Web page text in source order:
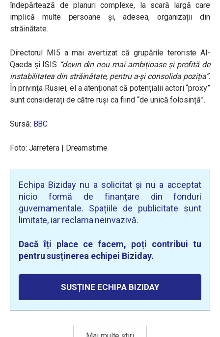
îndepărtează de planuri complexe, la scară largă care
implică multe persoane și, adesea, organizații din
străinătate.
Directorul MI5 a mai avertizat că grupările teroriste Al-
Qaeda și ISIS “devin din nou mai ambițioase și profită de
instabilitatea din străinătate, pentru a-și consolida poziția”.
În privința Rusiei, el a atenționat că potențialii actori “proxy”
sunt considerați de către ruși ca fiind “de unică folosință”.
Sursă: BBC
Foto: Jarretera | Dreamstime
Echipa Biziday nu a solicitat și nu a acceptat
nicio formă de finanțare din fonduri
guvernamentale. Spațiile de publicitate sunt
limitate, iar reclama neinvazivă.
Dacă îți place ce facem, poți contribui tu
pentru susținerea echipei Biziday.
SUSȚINE ECHIPA BIZIDAY